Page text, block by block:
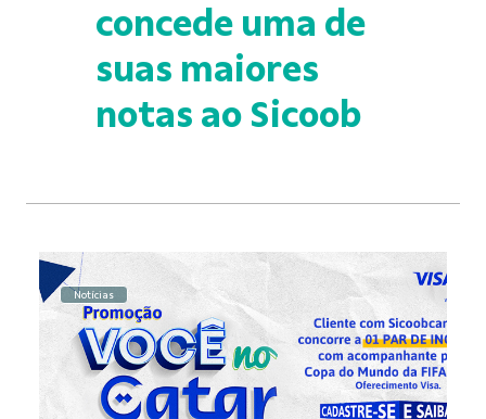
concede uma de
suas maiores
notas ao Sicoob
Notícias